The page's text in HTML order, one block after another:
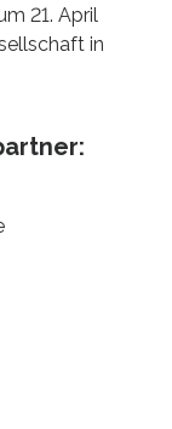
21. April
in